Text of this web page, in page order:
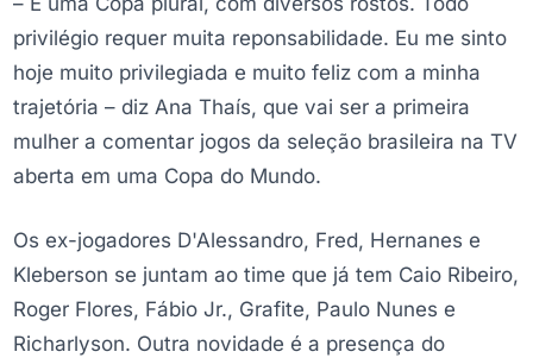
privilégio requer muita reponsabilidade. Eu me sinto
hoje muito privilegiada e muito feliz com a minha
trajetória – diz Ana Thaís, que vai ser a primeira
mulher a comentar jogos da seleção brasileira na TV
aberta em uma Copa do Mundo.
Os ex-jogadores D'Alessandro, Fred, Hernanes e
Kleberson se juntam ao time que já tem Caio Ribeiro,
Roger Flores, Fábio Jr., Grafite, Paulo Nunes e
Richarlyson. Outra novidade é a presença do